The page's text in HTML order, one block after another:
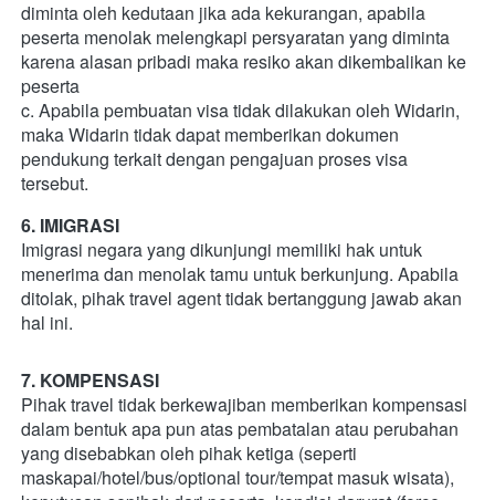
diminta oleh kedutaan jika ada kekurangan, apabila
peserta menolak melengkapi persyaratan yang diminta
karena alasan pribadi maka resiko akan dikembalikan ke
peserta
c. Apabila pembuatan visa tidak dilakukan oleh Widarin,
maka Widarin tidak dapat memberikan dokumen
pendukung terkait dengan pengajuan proses visa
tersebut.
6. IMIGRASI
Imigrasi negara yang dikunjungi memiliki hak untuk
menerima dan menolak tamu untuk berkunjung. Apabila
ditolak, pihak travel agent tidak bertanggung jawab akan
hal ini.
7. KOMPENSASI
Pihak travel tidak berkewajiban memberikan kompensasi
dalam bentuk apa pun atas pembatalan atau perubahan
yang disebabkan oleh pihak ketiga (seperti
maskapai/hotel/bus/optional tour/tempat masuk wisata),